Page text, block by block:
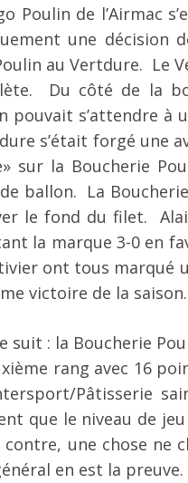
Poulin de l’Airmac
une décision
au Vertdure. Le
Du côté de la
pouvait s’attendre à
s’était forgé une
sur la Boucherie
ballon. La
le fond du filet.
la marque 3-0 en
ont tous
victoire de la saison.
suit : la Boucherie
rang avec 16
Pâtisserie
que le niveau de
une chose ne
en est la preuve.